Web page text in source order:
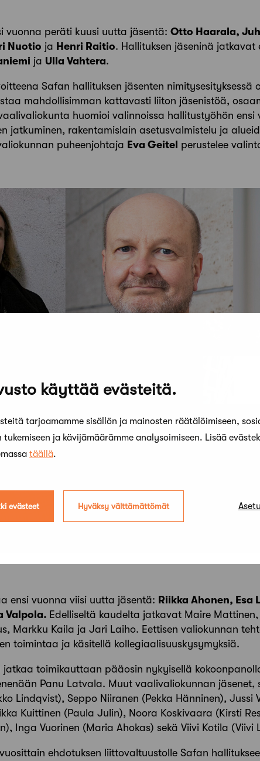
käyttää evästeitä.
tarjoamamme sisällön ja mainosten räätälöimiseen,
tukemiseen ja kävijämäärämme analysoimiseen. Lisää
täällä.
evästeet Hyväksy välttämättömät
vuonna peräti kuusi uutta jäsentä: Otto Haarala,
Nuotio ja Henri Raitio. Hallituksen jäseninä jatkavat
ja Ulla Vahtera.
Safan hallituksen jäsenten nimitysesityksessä
mahdollisimman kattavasti liiton jäsenistöä,
huomioi valinnoissa hallitustyöhön
jatkuminen, rakentamislain asetusvalmistelu ja
puheenjohtaja Eva Geitel perustelee
Otto Haarala, Juha Hovinen, Eeva Korhonen, Panu
ensi vuonna viisi uutta jäsentä: Riikka Ahonen, Esa
Valpola. Edelliseltä kaudelta jatkavat Maire
Markku Kaila ja Jari Laiho. Eettisen valiokunnan
toimintaa ja käsitellä kollegiaalisuuskysymyksiä.
toimikauttaan pääosin nykyisellä
Panu Latvala. Muut vaalivaliokunnan jäsenet,
Lindqvist), Seppo Niiranen (Pekka Hänninen), Jussi
Kuittinen (Paula Julin), Noora Koskivaara (Kirsti
Inga Vuorinen (Maria Ahokas) sekä Viivi Kotila (Viivi
ehdotuksen liittovaltuustolle Safan